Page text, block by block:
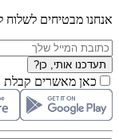
אנחנו מבטיחים לשלוח
תעדכנו אותי, כן?
כאן מאשרים קבלת